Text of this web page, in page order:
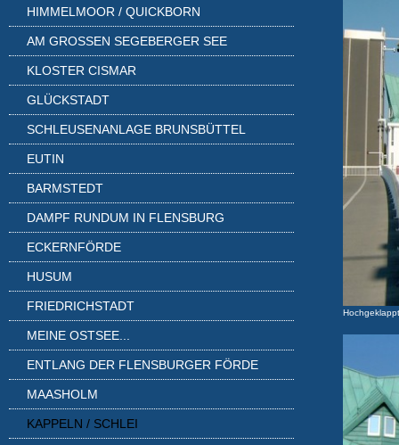
HIMMELMOOR / QUICKBORN
AM GROSSEN SEGEBERGER SEE
KLOSTER CISMAR
GLÜCKSTADT
SCHLEUSENANLAGE BRUNSBÜTTEL
EUTIN
BARMSTEDT
DAMPF RUNDUM IN FLENSBURG
ECKERNFÖRDE
HUSUM
FRIEDRICHSTADT
MEINE OSTSEE...
ENTLANG DER FLENSBURGER FÖRDE
MAASHOLM
KAPPELN / SCHLEI